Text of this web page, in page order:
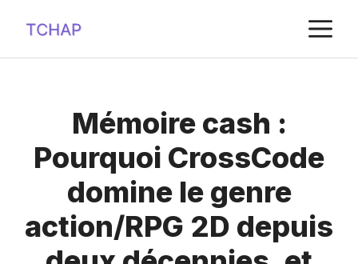
contenu
Mémoire cash :
Pourquoi CrossCode
domine le genre
action/RPG 2D depuis